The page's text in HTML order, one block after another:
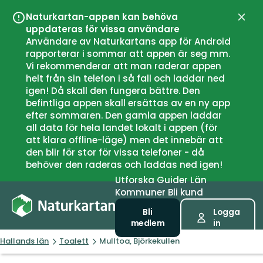
Naturkartan-appen kan behöva
uppdateras för vissa användare
Användare av Naturkartans app för Android
rapporterar i sommar att appen är seg mm.
Vi rekommenderar att man raderar appen
helt från sin telefon i så fall och laddar ned
igen! Då skall den fungera bättre. Den
befintliga appen skall ersättas av en ny app
efter sommaren. Den gamla appen laddar
all data för hela landet lokalt i appen (för
att klara offline-läge) men det innebär att
den blir för stor för vissa telefoner - då
behöver den raderas och laddas ned igen!
UtforskaGuiderLän
Kommuner Bli kund
Bli
medlem
Logga
in
Hallands län Toalett Mulltoa, Björkekullen